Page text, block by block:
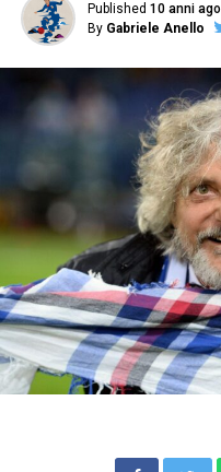
Published 10 anni ago
By Gabriele Anello